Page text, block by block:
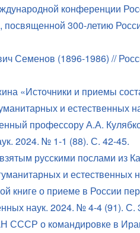
конференции
300-летию
Семенов (1896-1986) //
«Источники и приемы
и естественных
профессору А.А.
2024. № 1-1 (88). С. 42-45.
русскими послами из
и естественных
книге о приеме в России
наук. 2024. № 4-4 (91). С.
СССР о командировке в